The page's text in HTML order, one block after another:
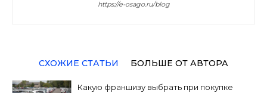
https://e-osago.ru/blog
СХОЖИЕ СТАТЬИ БОЛЬШЕ ОТ АВТОРА
Какую франшизу выбрать при покупке